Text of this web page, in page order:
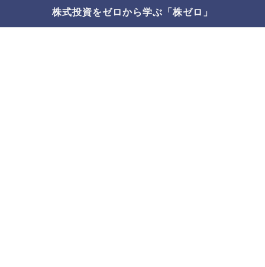
株式投資をゼロから学ぶ「株ゼロ」